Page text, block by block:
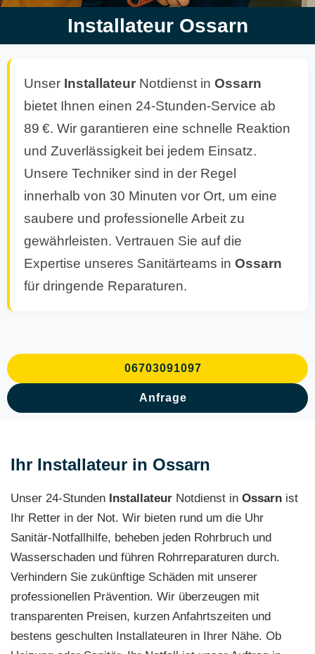
Installateur Ossarn
Unser Installateur Notdienst in Ossarn
bietet Ihnen einen 24-Stunden-Service ab
89 €. Wir garantieren eine schnelle Reaktion
und Zuverlässigkeit bei jedem Einsatz.
Unsere Techniker sind in der Regel
innerhalb von 30 Minuten vor Ort, um eine
saubere und professionelle Arbeit zu
gewährleisten. Vertrauen Sie auf die
Expertise unseres Sanitärteams in Ossarn
für dringende Reparaturen.
06703091097
Anfrage
Ihr Installateur in Ossarn
Unser 24-Stunden Installateur Notdienst in Ossarn ist
Ihr Retter in der Not. Wir bieten rund um die Uhr
Sanitär-Notfallhilfe, beheben jeden Rohrbruch und
Wasserschaden und führen Rohrreparaturen durch.
Verhindern Sie zukünftige Schäden mit unserer
professionellen Prävention. Wir überzeugen mit
transparenten Preisen, kurzen Anfahrtszeiten und
bestens geschulten Installateuren in Ihrer Nähe. Ob